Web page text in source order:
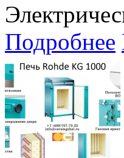
Подробнее